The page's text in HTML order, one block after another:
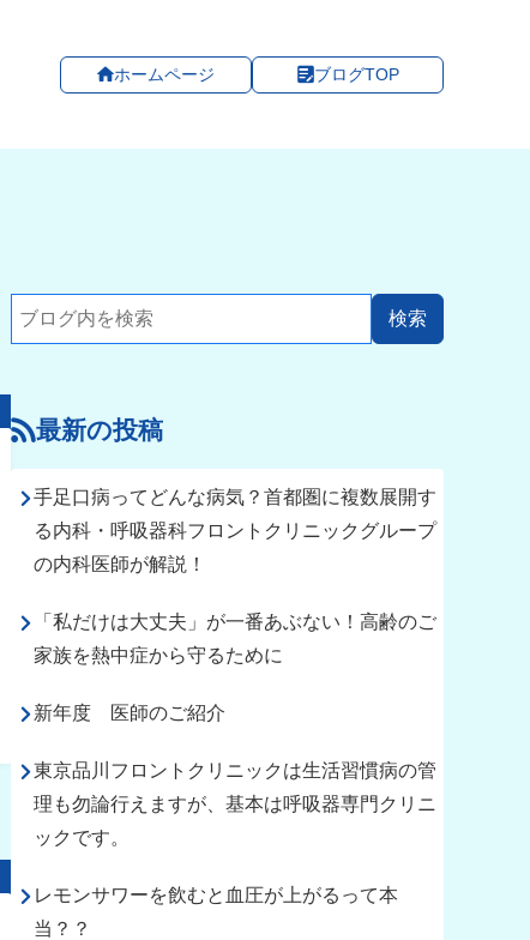
ホームページ ブログTOP
最新の投稿
手足口病ってどんな病気？首都圏に複数展開す
る内科・呼吸器科フロントクリニックグループ
の内科医師が解説！
「私だけは大丈夫」が一番あぶない！高齢のご
家族を熱中症から守るために
新年度 医師のご紹介
東京品川フロントクリニックは生活習慣病の管
理も勿論行えますが、基本は呼吸器専門クリニ
ックです。
レモンサワーを飲むと血圧が上がるって本
当？？